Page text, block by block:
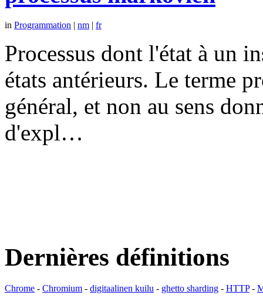
in Programmation | nm | fr
Processus dont l'état à un
états antérieurs. Le terme
général, et non au sens
d'expl…
Dernières définitions
Chrome - Chromium - digitaalinen kuilu - ghetto sharding - HTTP-